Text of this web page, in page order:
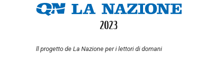
ll progetto de La Nazione per i lettori di domani